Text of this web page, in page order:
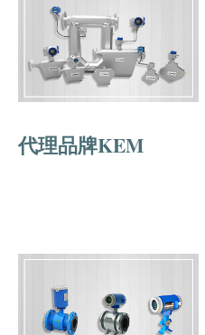
代理品牌KEM